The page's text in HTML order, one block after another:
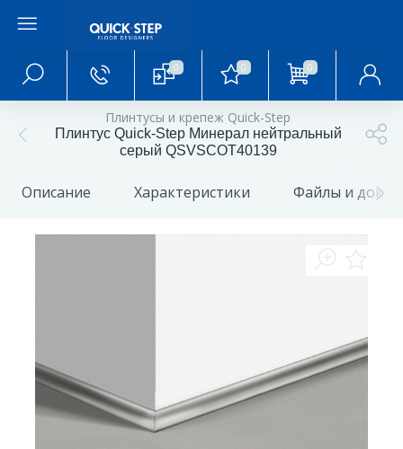
0 0 0
Плинтусы и крепеж Quick-Step
Плинтус Quick-Step Минерал нейтральный
серый QSVSCOT40139
Описание Характеристики Файлы и
Главное меню
Главная
О магазине
Фотогалерея
Оплата и доставка